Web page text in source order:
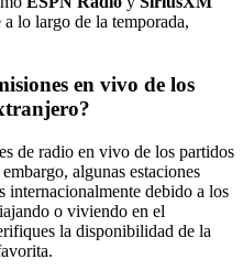
lo largo de la temporada,
en vivo de los
de radio en vivo de los partidos
algunas estaciones
internacionalmente debido a los
o viviendo en el
la disponibilidad de la